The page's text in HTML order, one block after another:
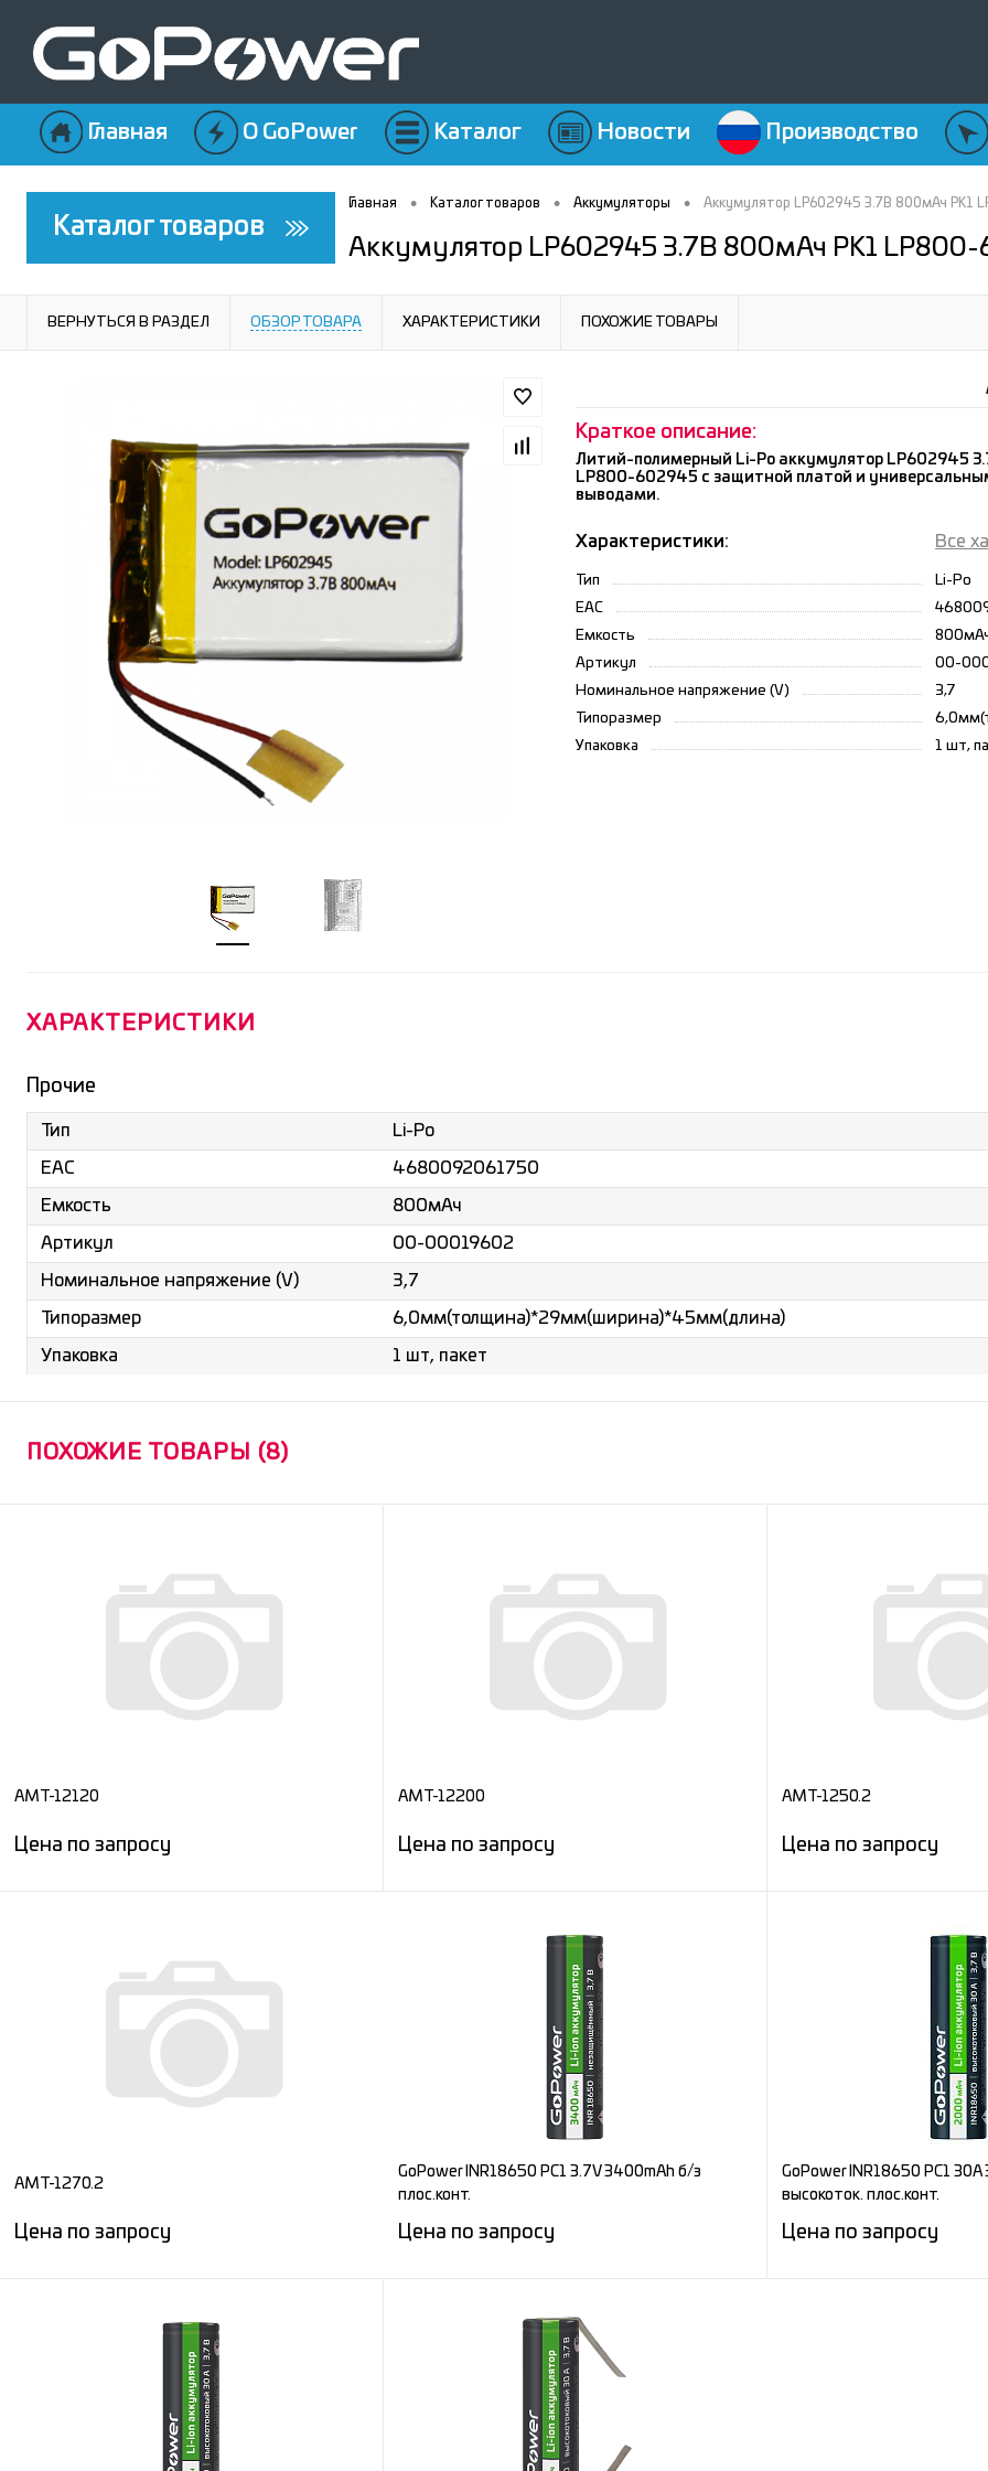
Главная О GoPower Каталог Новости Производство
Каталог товаров
Главная • Каталог товаров • Аккумуляторы • Аккумулятор LP602945 3.7В 800мАч PK1
Аккумулятор LP602945 3.7В 800мАч PK1 LP800-
ВЕРНУТЬСЯ В РАЗДЕЛ ОБЗОР ТОВАРА ХАРАКТЕРИСТИКИ ПОХОЖИЕ ТОВАРЫ
Краткое описание:
Литий-полимерный Li-Po аккумулятор LP602945
LP800-602945 с защитной платой и
выводами.
Характеристики: Все
Тип
Li-Po
ЕАС
Емкость
Артикул
00-
Номинальное напряжение (V)
3,7
Типоразмер
Упаковка
1 шт,
ХАРАКТЕРИСТИКИ
Прочие
Тип Li-Po
ЕАС 4680092061750
Емкость 800мАч
Артикул 00-00019602
Номинальное напряжение (V) 3,7
Типоразмер 6,0мм(толщина)*29мм(ширина)*45мм(длина)
Упаковка 1 шт, пакет
ПОХОЖИЕ ТОВАРЫ (8)
AMT-12120
Цена по запросу
В избранное Под заказ
AMT-12200
Цена по запросу
Запросить цену
AMT-1250.2
Цена по запросу
AMT-1270.2
Цена по запросу
Запросить цену
GoPower INR18650 PC1 3.7V 3400mAh б/з
плос.конт.
Цена по запросу
Запросить цену
GoPower INR18650 PC1
высокоток. плос.конт.
Цена по запросу